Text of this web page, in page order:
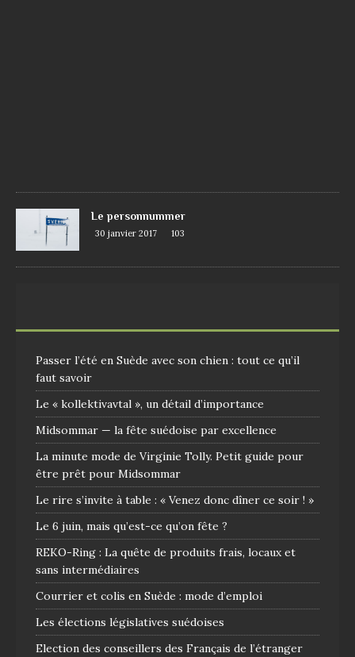
Le personnummer
30 janvier 2017 103
Passer l’été en Suède avec son chien : tout ce qu’il
faut savoir
Le « kollektivavtal », un détail d’importance
Midsommar — la fête suédoise par excellence
La minute mode de Virginie Tolly. Petit guide pour
être prêt pour Midsommar
Le rire s’invite à table : « Venez donc dîner ce soir ! »
Le 6 juin, mais qu’est-ce qu’on fête ?
REKO-Ring : La quête de produits frais, locaux et
sans intermédiaires
Courrier et colis en Suède : mode d’emploi
Les élections législatives suédoises
Election des conseillers des Français de l’étranger